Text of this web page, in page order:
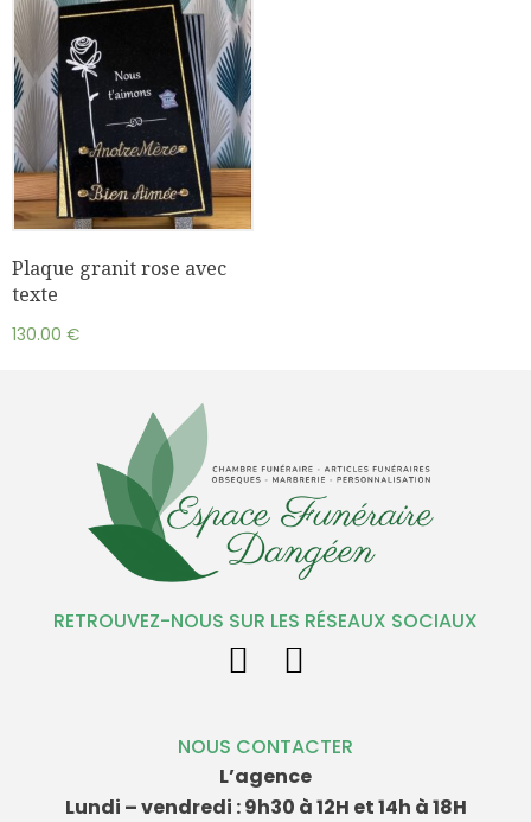
Plaque granit rose avec
texte
130.00 €
RETROUVEZ-NOUS SUR LES RÉSEAUX SOCIAUX
NOUS CONTACTER
L’agence
Lundi – vendredi : 9h30 à 12H et 14h à 18H